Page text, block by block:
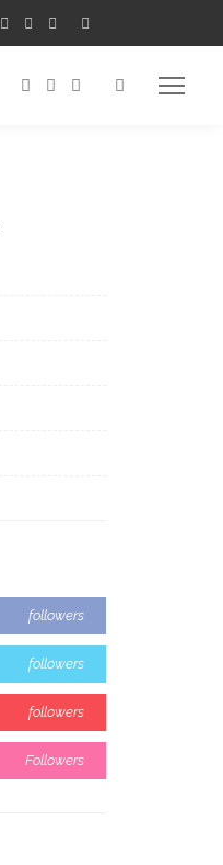
followers
followers
followers
Followers